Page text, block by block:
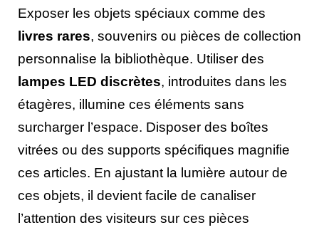
Exposer les objets spéciaux comme des
livres rares, souvenirs ou pièces de collection
personnalise la bibliothèque. Utiliser des
lampes LED discrètes, introduites dans les
étagères, illumine ces éléments sans
surcharger l’espace. Disposer des boîtes
vitrées ou des supports spécifiques magnifie
ces articles. En ajustant la lumière autour de
ces objets, il devient facile de canaliser
l’attention des visiteurs sur ces pièces